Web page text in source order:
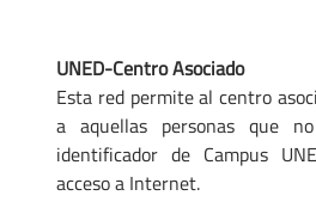
UNED-Centro Asociado
Esta red permite al centro
a aquellas personas que
identificador de Campus
acceso a Internet.